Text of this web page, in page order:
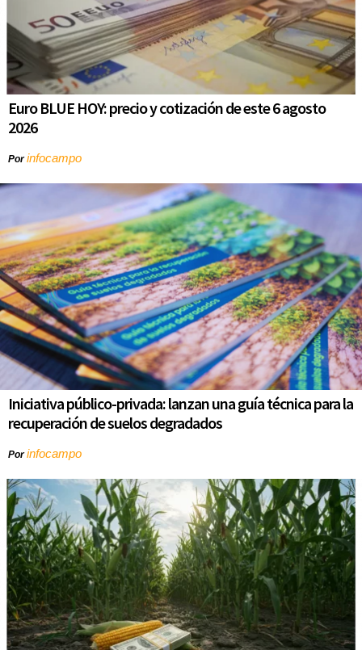
Euro BLUE HOY: precio y cotización de este 6 agosto
2026
Porinfocampo
Iniciativa público-privada: lanzan una guía técnica para la
recuperación de suelos degradados
Porinfocampo